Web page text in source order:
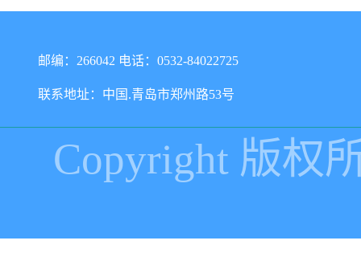
邮编：266042 电话：0532-84022725
联系地址：中国.青岛市郑州路53号
Copyright 版权